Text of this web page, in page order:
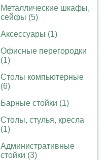
Металлические шкафы,
сейфы (5)
Аксессуары (1)
Офисные перегородки
(1)
Столы компьютерные
(6)
Барные стойки (1)
Столы, стулья, кресла
(1)
Административные
стойки (3)